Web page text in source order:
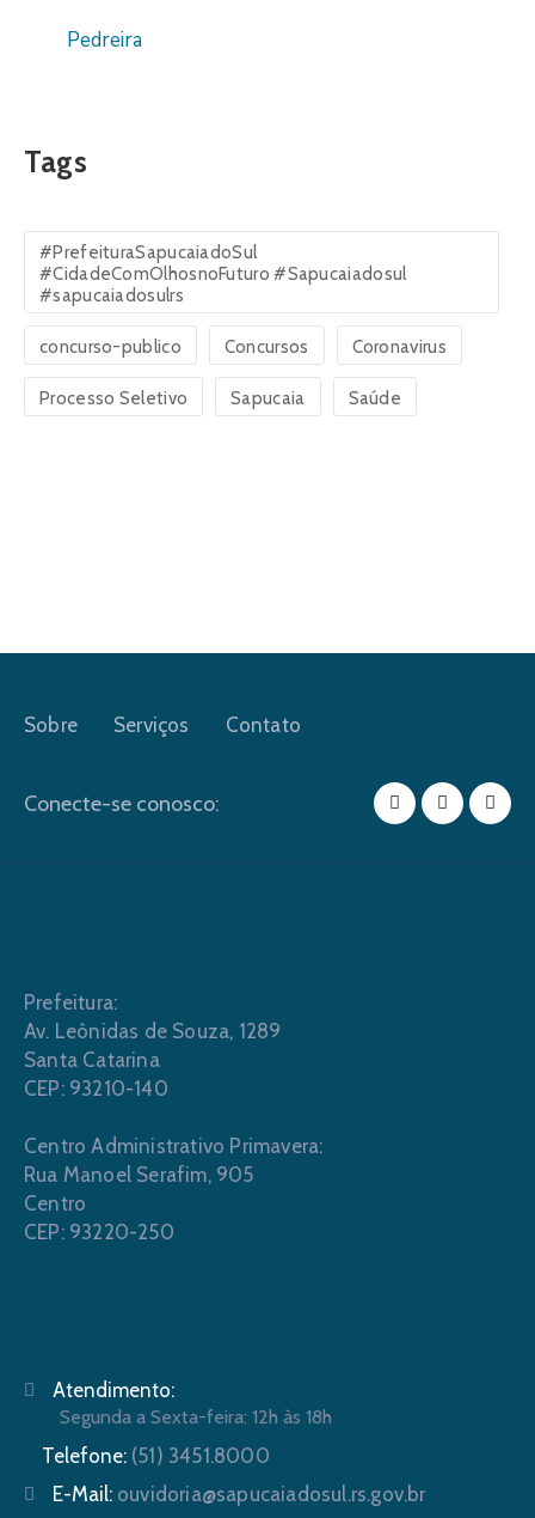
Pedreira
Tags
#PrefeituraSapucaiadoSul
#CidadeComOlhosnoFuturo #Sapucaiadosul
#sapucaiadosulrs
concurso-publico Concursos Coronavirus
Processo Seletivo Sapucaia Saúde
Sobre Serviços Contato
Conecte-se conosco:
Prefeitura:
Av. Leônidas de Souza, 1289
Santa Catarina
CEP: 93210-140
Centro Administrativo Primavera:
Rua Manoel Serafim, 905
Centro
CEP: 93220-250
Atendimento:
Segunda a Sexta-feira: 12h às 18h
Telefone: (51) 3451.8000
E-Mail: ouvidoria@sapucaiadosul.rs.gov.br